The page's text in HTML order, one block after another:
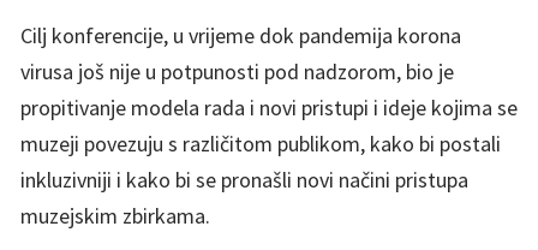
Cilj konferencije, u vrijeme dok pandemija korona
virusa još nije u potpunosti pod nadzorom, bio je
propitivanje modela rada i novi pristupi i ideje kojima se
muzeji povezuju s različitom publikom, kako bi postali
inkluzivniji i kako bi se pronašli novi načini pristupa
muzejskim zbirkama.